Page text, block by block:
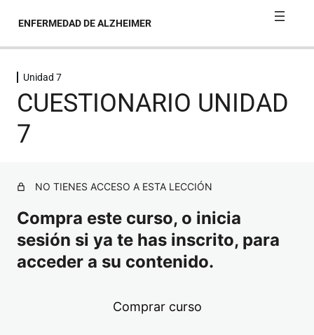
ENFERMEDAD DE ALZHEIMER
Unidad 1
Unidad 4
Unidad 5
Unidad 6
Unidad 7
CUESTIONARIO UNIDAD
7
NO TIENES ACCESO A ESTA LECCIÓN
Compra este curso, o inicia
sesión si ya te has inscrito, para
acceder a su contenido.
Comprar curso